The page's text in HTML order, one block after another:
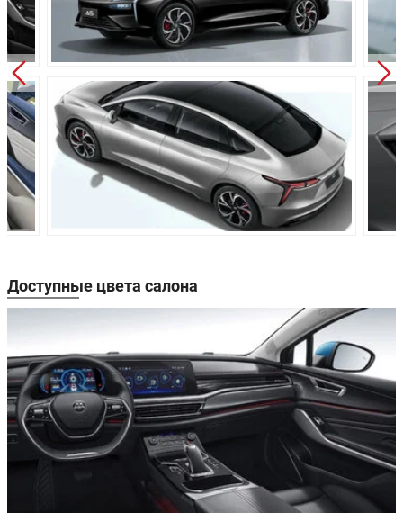
пружинная
Задняя подвеска:
Независимая,
Передние тормоза:
вентилируемые
Задние тормоза: Дисковые
Производство: Россия
Доступные цвета салона